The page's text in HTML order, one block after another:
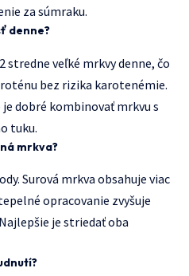
za súmraku.
denne?
stredne veľké mrkvy denne, čo
bez rizika karotenémie.
dobré kombinovať mrkvu s
tuku.
mrkva?
Surová mrkva obsahuje viac
opracovanie zvyšuje
je striedať oba